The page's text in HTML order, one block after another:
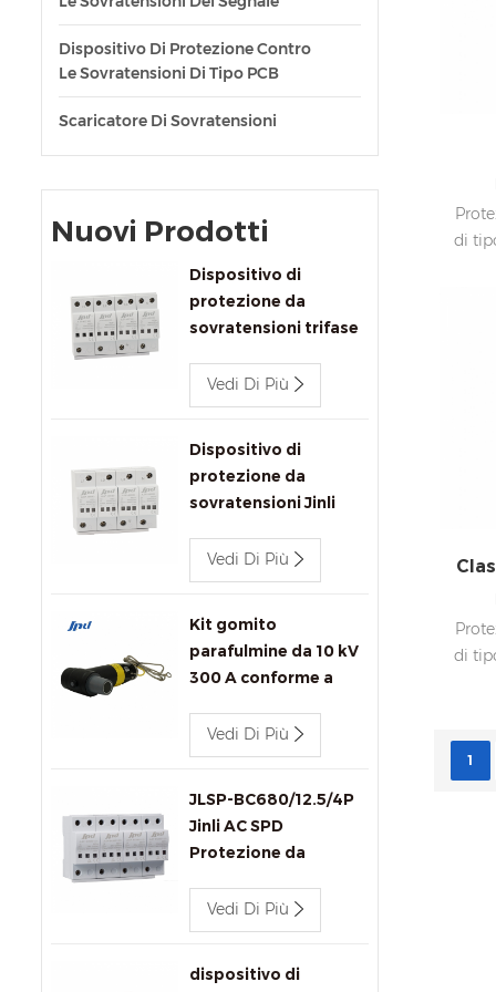
Dispositivo Di Protezione Contro
Le Sovratensioni Di Tipo PCB
Scaricatore Di Sovratensioni
Nuovi Prodotti
Dispositivo di
protezione da
sovratensioni trifase
400/100/4P 400V
100kA
Vedi Di Più
Dispositivo di
protezione da
sovratensioni Jinli
400V 80kA ca con
segnalazione remota
Vedi Di Più
Kit gomito
parafulmine da 10 kV
300 A conforme a
connettori per
trasformatori.
Vedi Di Più
JLSP-BC680/12.5/4P
Jinli AC SPD
Protezione da
Vedi Di Più
dispositivo di
di
di
1